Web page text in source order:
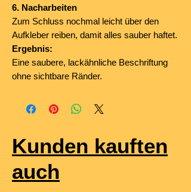
6. Nacharbeiten
Zum Schluss nochmal leicht über den
Aufkleber reiben, damit alles sauber haftet.
Ergebnis:
Eine saubere, lackähnliche Beschriftung
ohne sichtbare Ränder.
Kunden kauften
auch